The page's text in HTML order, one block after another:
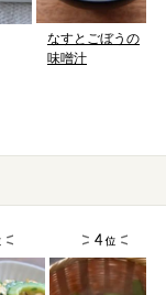
なすとごぼうの
味噌汁